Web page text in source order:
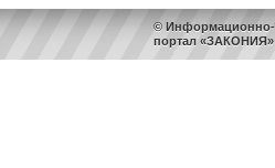
©
портал «ЗАКОНИЯ»